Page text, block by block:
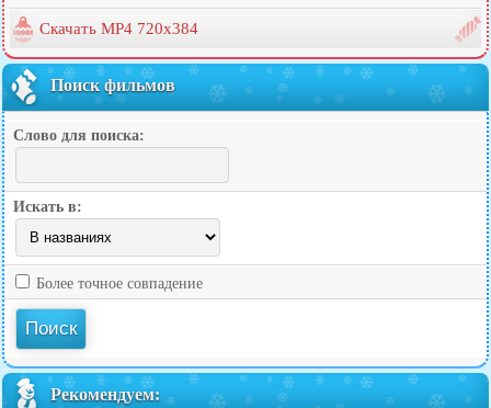
Скачать MP4 720x384
Поиск фильмов
Слово для поиска:
Искать в:
Более точное совпадение
Рекомендуем: